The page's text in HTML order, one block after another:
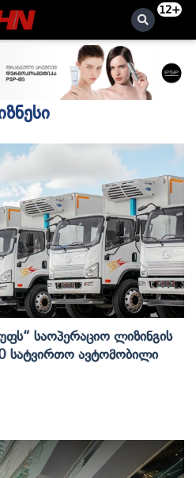
12+
Საოპერაციო Ლიზინგის
Სატვირთო Ავტომობილი